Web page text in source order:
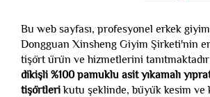
Bu web sayfası, profesyonel erkek
Dongguan Xinsheng Giyim Şirketi'nin
tişört ürün ve hizmetlerini
dikişli %100 pamuklu asit yıkamalı
tişörtlerikutu şeklinde, büyük kesim ve